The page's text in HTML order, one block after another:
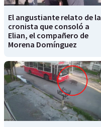
El angustiante relato de la
cronista que consoló a
Elian, el compañero de
Morena Domínguez